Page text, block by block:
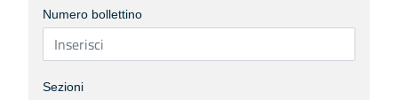
Numero bollettino
Sezioni